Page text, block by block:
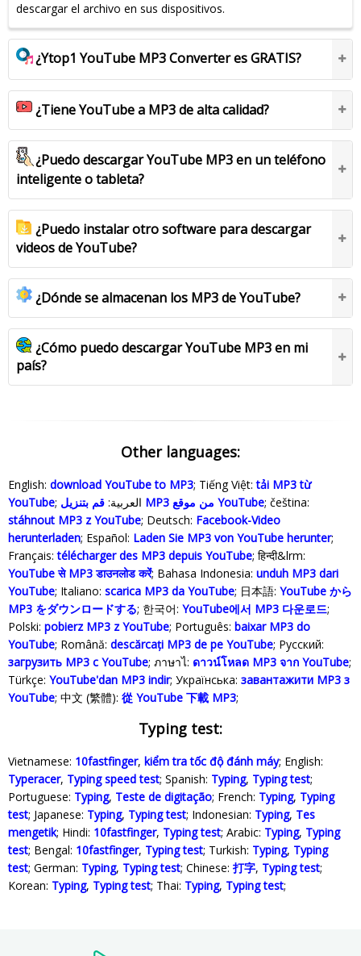
descargar el archivo en sus dispositivos.
¿Ytop1 YouTube MP3 Converter es GRATIS?
¿Tiene YouTube a MP3 de alta calidad?
¿Puedo descargar YouTube MP3 en un teléfono
inteligente o tableta?
¿Puedo instalar otro software para descargar
videos de YouTube?
¿Dónde se almacenan los MP3 de YouTube?
¿Cómo puedo descargar YouTube MP3 en mi
país?
Other languages:
English: download YouTube to MP3; Tiếng Việt:tải MP3 từ
YouTube
; العربية: قم بتنزيل MP3 من موقع YouTube; čeština:
stáhnout MP3 z YouTube; Deutsch: Facebook-Video
herunterladen; Español: Laden Sie MP3 von YouTube herunter;
Français:télécharger des MP3 depuis YouTube; हिन्दी&lrm:
YouTube से MP3 डाउनलोड करेंं; Bahasa Indonesia‬: unduh MP3 dari
YouTube; Italiano: scarica MP3 da YouTube; 日本語: YouTube から
MP3 をダウンロードする; 한국어: YouTube에서 MP3 다운로드;
Polski‎: pobierz MP3 z YouTube; Português: baixar MP3 do
YouTube; Română: descărcați MP3 de pe YouTube; Русский:
загрузить MP3 с YouTube; ภาษาไ: ดาวน์โหลด MP3 จาก YouTube;
Türkçe‬: YouTube'dan MP3 indir; Українська‬: завантажити MP3 з
YouTube; 中文 (繁體): 從 YouTube 下載 MP3;
Typing test:
Vietnamese: 10fastfinger, kiểm tra tốc độ đánh máy; English:
Typeracer, Typing speed test; Spanish: Typing, Typing test;
Portuguese: Typing, Teste de digitação; French: Typing, Typing
test; Japanese: Typing, Typing test; Indonesian: Typing, Tes
mengetik; Hindi: 10fastfinger, Typing test; Arabic: Typing, Typing
test; Bengal: 10fastfinger, Typing test; Turkish: Typing, Typing
test; German: Typing, Typing test; Chinese: 打字, Typing test;
Korean: Typing, Typing test; Thai: Typing, Typing test;